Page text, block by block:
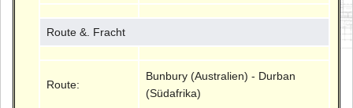
Route &. Fracht
Route:
Bunbury (Australien) - Durban
(Südafrika)